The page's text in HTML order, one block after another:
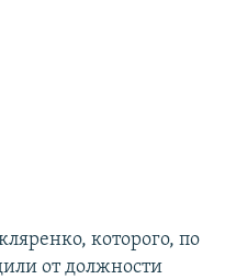
которого, по
от должности